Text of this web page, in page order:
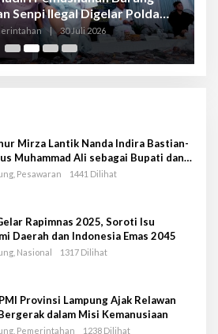
Senpi Ilegal Digelar Polda
30 Juli 2026
Mirza Lantik Nanda Indira Bastian-
Muhammad Ali sebagai Bupati dan
Pesawaran Periode 2025-2030
Pesawaran 1441 Dilihat
Rapimnas 2025, Soroti Isu
Daerah dan Indonesia Emas 2045
Nasional 1317 Dilihat
Provinsi Lampung Ajak Relawan
dalam Misi Kemanusiaan
Pemerintahan 1238 Dilihat